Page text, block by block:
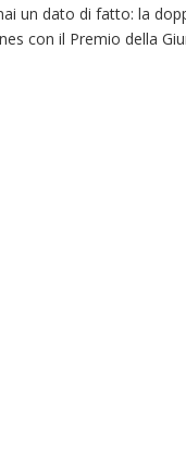
un dato di fatto: la
con il Premio della